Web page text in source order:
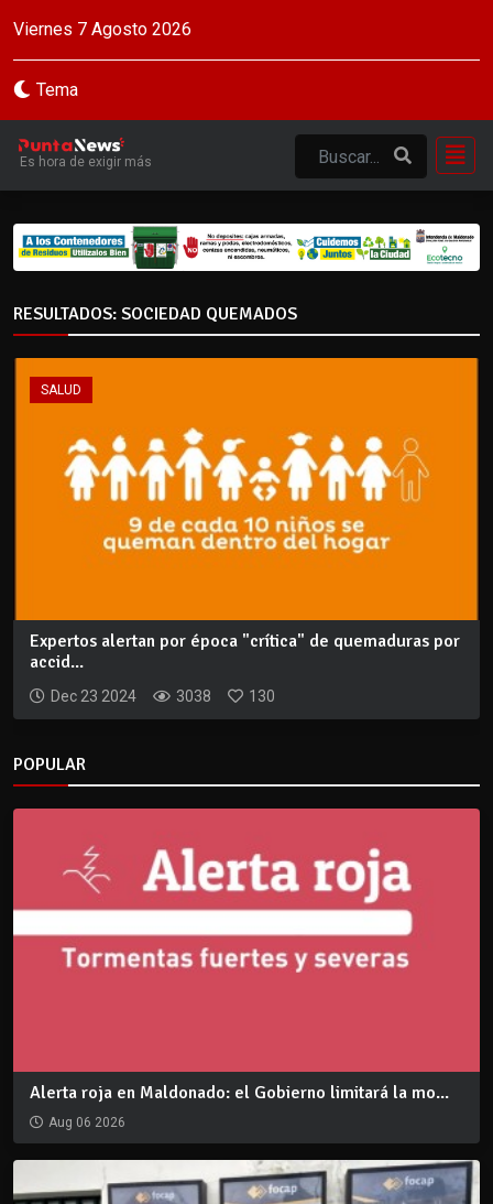
Viernes 7 Agosto 2026
Tema
Es hora de exigir más
RESULTADOS: SOCIEDAD QUEMADOS
SALUD
Expertos alertan por época "crítica" de quemaduras por
accid...
Dec 23 2024 3038 130
POPULAR
Alerta roja en Maldonado: el Gobierno limitará la mo...
Aug 06 2026